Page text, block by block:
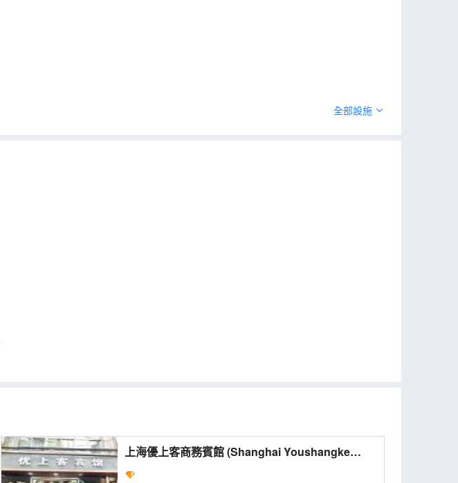
全部設施
上海優上客商務賓館 (Shanghai Youshangke
Business Hotel)